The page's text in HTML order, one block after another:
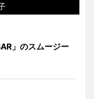
」のスムージー